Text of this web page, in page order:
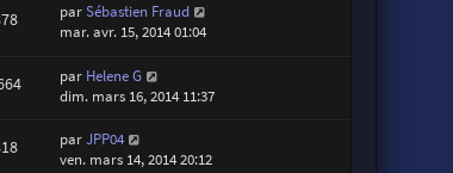
parSébastien Fraud
mar. avr. 15, 2014 01:04
par Helene G
dim. mars 16, 2014 11:37
parJPP04
ven. mars 14, 2014 20:12